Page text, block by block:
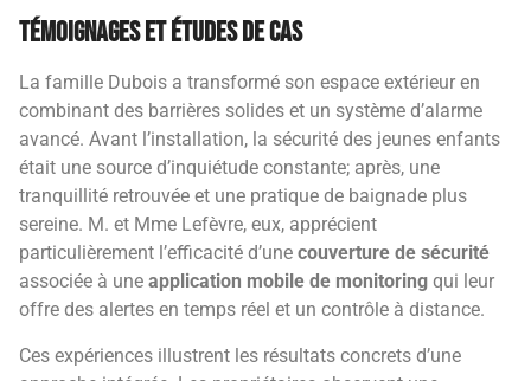
Témoignages et études de cas
La famille Dubois a transformé son espace extérieur en
combinant des barrières solides et un système d’alarme
avancé. Avant l’installation, la sécurité des jeunes enfants
était une source d’inquiétude constante; après, une
tranquillité retrouvée et une pratique de baignade plus
sereine. M. et Mme Lefèvre, eux, apprécient
particulièrement l’efficacité d’une couverture de sécurité
associée à une application mobile de monitoring qui leur
offre des alertes en temps réel et un contrôle à distance.
Ces expériences illustrent les résultats concrets d’une